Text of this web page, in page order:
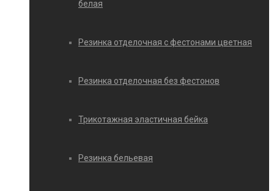
белая
Резинка отделочная с фестонами цветная
Резинка отделочная без фестонов
Трикотажная эластичная бейка
Резинка бельевая